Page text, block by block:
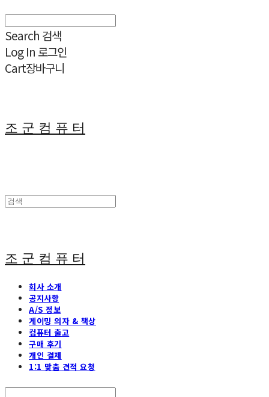
Search 검색
Log In 로그인
Cart장바구니
조 군 컴 퓨 터
조 군 컴 퓨 터
회사 소개
공지사항
A/S 정보
게이밍 의자 & 책상
컴퓨터 출고
구매 후기
개인 결제
1:1 맞춤 견적 요청